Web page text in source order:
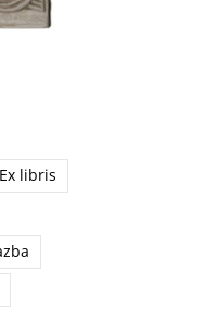
Ex libris